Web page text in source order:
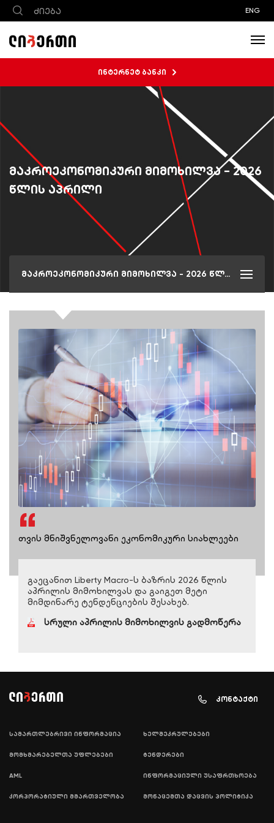
ENG
ინტერნეტ ბანკი
მაკროეკონომიკური მიმოხილვა - 2026
წლის აპრილი
მაკროეკონომიკური მიმოხილვა - 2026 წლის აპრილი
თვის მნიშვნელოვანი ეკონომიკური სიახლეები
გაეცანით Liberty Macro-ს ბაზრის 2026 წლის
აპრილის მიმოხილვას და გაიგეთ მეტი
მიმდინარე ტენდენციების შესახებ.
სრული აპრილის მიმოხილვის გადმოწერა
კონტაქტი
სამართლებრივი ინფორმაცია ხელშეკრულებები
მომხმარებელთა უფლებები ტენდერები
AML ინფორმაციული უსაფრთხოება
კორპორატიული მმართველობა მონაცემთა დაცვის პოლიტიკა